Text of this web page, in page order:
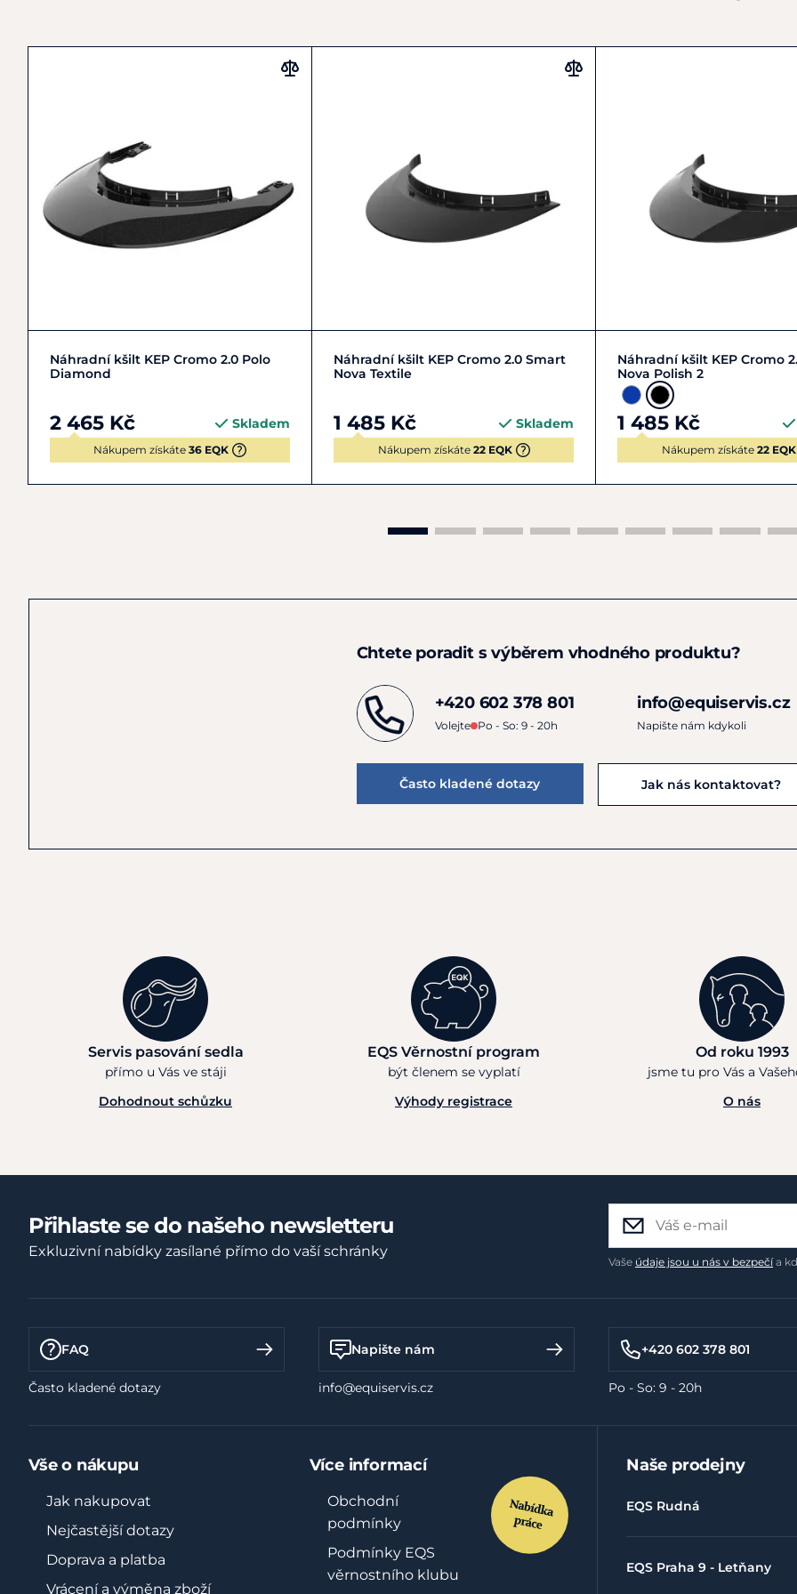
Zobrazit detail
Náhradní kšilt KEP Cromo 2.0 Polo
Diamond
2 465 Kč Skladem
Nákupem získáte 36 EQK
Zobrazit detail
Náhradní kšilt KEP Cromo 2.0 Smart
Nova Textile
1 485 Kč Skladem
Nákupem získáte 22 EQK
Zobrazit detail
Náhradní kšilt KEP Cromo
Nova Polish 2
1 485 Kč
Nákupem získáte 22 EQK
Chtete poradit s výběrem vhodného produktu?
+420 602 378 801
Volejte Po - So: 9 - 20h
info@equiservis.cz
Napište nám kdykoli
Často kladené dotazy Jak nás kontaktovat?
Servis pasování sedla
přímo u Vás ve stáji
Dohodnout schůzku
EQS Věrnostní program
být členem se vyplatí
Výhody registrace
Od roku 1993
jsme tu pro Vás a
O nás
Přihlaste se do našeho newsletteru
Exkluzivní nabídky zasílané přímo do vaší schránky
Vaše údaje jsou u nás v bezpečía
FAQ
Často kladené dotazy
Napište nám
info@equiservis.cz
+420 602 378 801
Po - So: 9 - 20h
Vše o nákupu
Jak nakupovat
Nejčastější dotazy
Doprava a platba
Vrácení a výměna zboží
Více informací
Obchodní
podmínky
Podmínky EQS
věrnostního klubu
Naše prodejny
EQS Rudná
EQS Praha 9 - Letňany